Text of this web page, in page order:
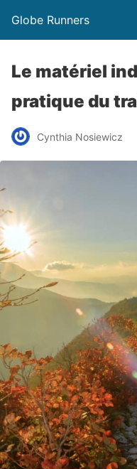
Globe Runners
Le matériel
pratique du
Cynthia Nosiewicz